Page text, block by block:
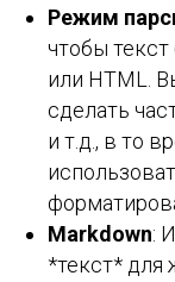
Режим
чтобы
или HTML.
сделать
и т.д., в то
Markdown:
*текст* для